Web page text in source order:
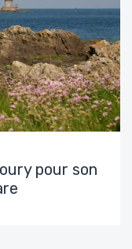
pour son